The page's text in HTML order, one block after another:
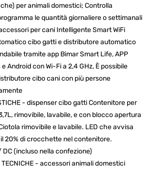
per animali domestici; Controlla
le quantità giornaliere o settimanali
per cani Intelligente Smart WiFi
cibo gatti e distributore automatico
tramite app Bimar Smart Life, APP
Android con Wi-Fi a 2,4 GHz, È possibile
cibo cani con più persone
- dispenser cibo gatti Contenitore per
rimovibile, lavabile, e con blocco apertura
rimovibile e lavabile. LED che avvisa
20% di crocchette nel contenitore.
(incluso nella confezione)
TECNICHE - accessori animali domestici